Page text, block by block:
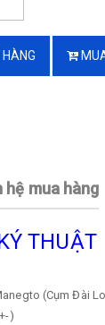
hệ mua hàng
THUẬT
(Cụm Đài
)